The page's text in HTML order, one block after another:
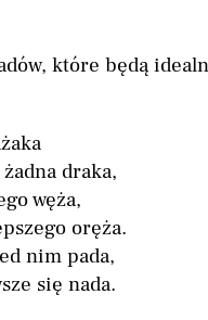
które będą
draka,
węża,
oręża.
nim pada,
się nada.